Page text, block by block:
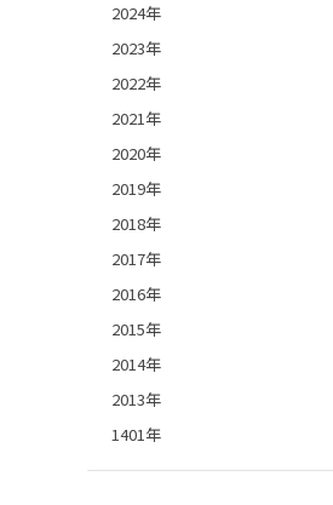
2024年
2023年
2022年
2021年
2020年
2019年
2018年
2017年
2016年
2015年
2014年
2013年
1401年